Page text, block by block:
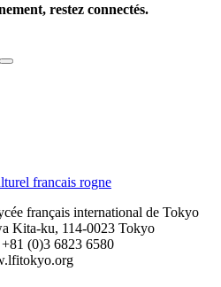
restez connectés.
français international de Tokyo
Kita-ku, 114-0023 Tokyo
(0)3 6823 6580